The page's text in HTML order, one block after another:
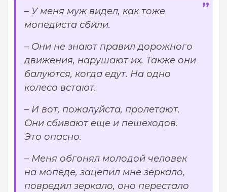
– У меня муж видел, как тоже
мопедиста сбили.
– Они не знают правил дорожного
движения, нарушают их. Также они
балуются, когда едут. На одно
колесо встают.
– И вот, пожалуйста, пролетают.
Они сбивают еще и пешеходов.
Это опасно.
– Меня обгонял молодой человек
на мопеде, зацепил мне зеркало,
повредил зеркало, оно перестало